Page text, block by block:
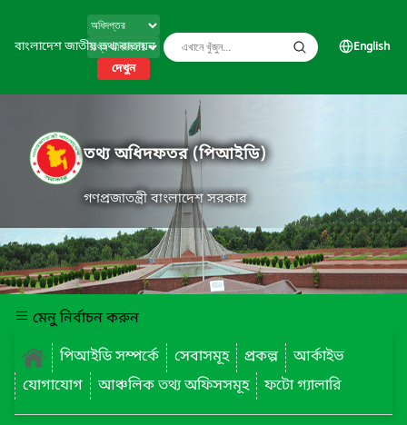
বাংলাদেশ জাতীয় তথ্য বাতায়ন
দেখুন
English
তথ্য অধিদফতর (পিআইডি)
গণপ্রজাতন্ত্রী বাংলাদেশ সরকার
মেনু নির্বাচন করুন
পিআইডি সম্পর্কে
সেবাসমূহ প্রকল্প
আর্কাইভ
যোগাযোগ
আঞ্চলিক তথ্য অফিসসমূহ ফটো গ্যালারি